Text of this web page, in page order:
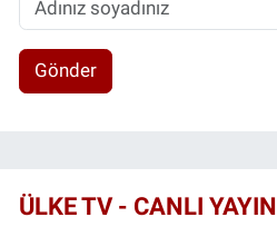
Gönder
ÜLKE TV - CANLI YAYIN